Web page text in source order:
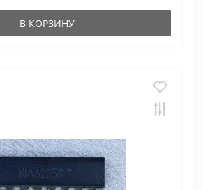
В КОРЗИНУ